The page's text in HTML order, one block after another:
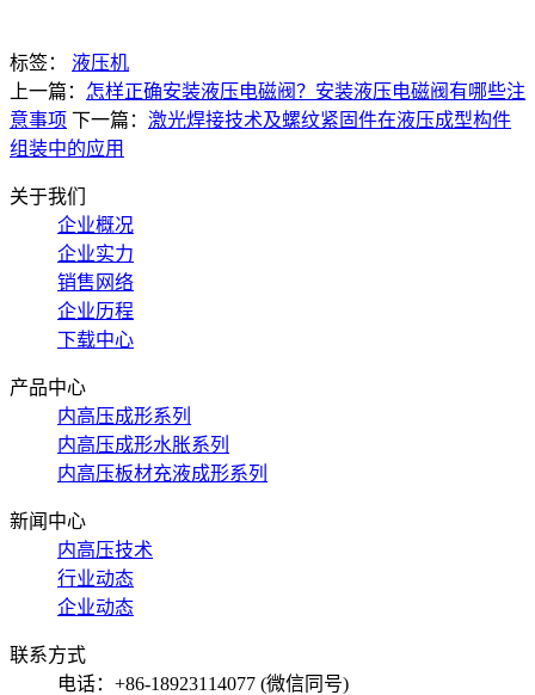
标签： 液压机
上一篇： 怎样正确安装液压电磁阀？安装液压电磁阀有哪些注
意事项 下一篇： 激光焊接技术及螺纹紧固件在液压成型构件
组装中的应用
关于我们
企业概况
企业实力
销售网络
企业历程
下载中心
产品中心
内高压成形系列
内高压成形水胀系列
内高压板材充液成形系列
新闻中心
内高压技术
行业动态
企业动态
联系方式
电话：+86-18923114077 (微信同号)